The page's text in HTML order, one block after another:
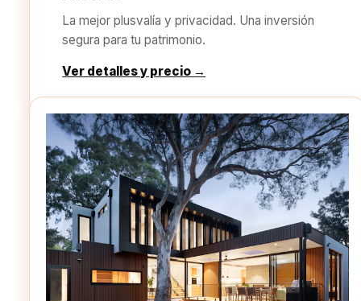
La mejor plusvalía y privacidad. Una inversión
segura para tu patrimonio.
Ver detalles y precio →